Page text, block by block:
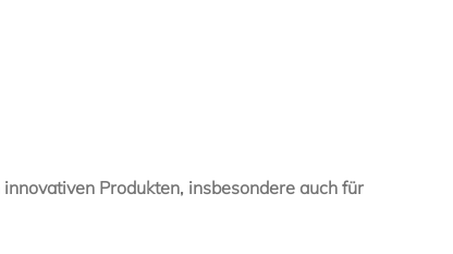
Produkten, insbesondere auch für